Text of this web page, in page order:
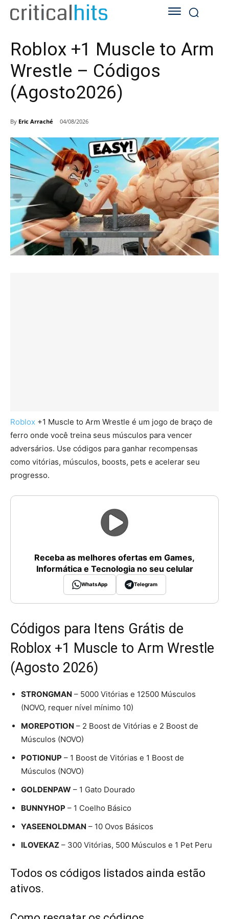
Roblox +1 Muscle to Arm
Wrestle – Códigos
(Agosto2026)
By Eric Arraché 04/08/2026
Roblox +1 Muscle to Arm Wrestle é um jogo de braço de
ferro onde você treina seus músculos para vencer
adversários. Use códigos para ganhar recompensas
como vitórias, músculos, boosts, pets e acelerar seu
progresso.
Receba as melhores ofertas em Games,
Informática e Tecnologia no seu celular
WhatsApp Telegram
Códigos para Itens Grátis de
Roblox +1 Muscle to Arm Wrestle
(Agosto 2026)
STRONGMAN – 5000 Vitórias e 12500 Músculos
(NOVO, requer nível mínimo 10)
MOREPOTION – 2 Boost de Vitórias e 2 Boost de
Músculos (NOVO)
POTIONUP – 1 Boost de Vitórias e 1 Boost de
Músculos (NOVO)
GOLDENPAW – 1 Gato Dourado
BUNNYHOP – 1 Coelho Básico
YASEENOLDMAN – 10 Ovos Básicos
ILOVEKAZ – 300 Vitórias, 500 Músculos e 1 Pet Peru
Todos os códigos listados ainda estão
ativos.